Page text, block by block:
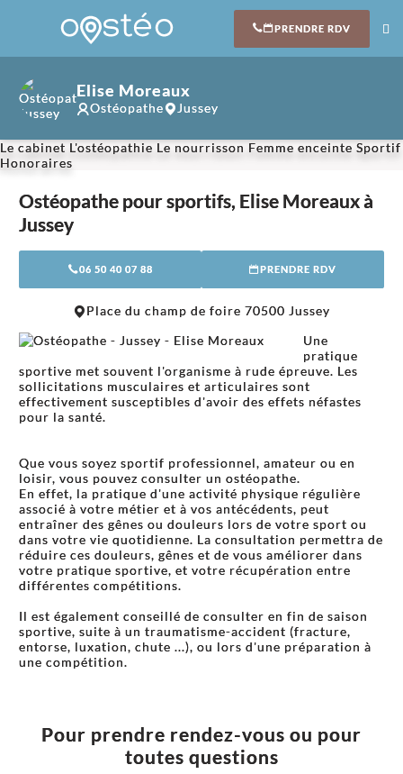
PRENDRE RDV
Elise Moreaux
Ostéopathe Jussey
Le cabinet L'ostéopathie Le nourrisson Femme enceinte Sportif
Honoraires
Ostéopathe pour sportifs, Elise Moreaux à
Jussey
06 50 40 07 88 PRENDRE RDV
Place du champ de foire 70500 Jussey
Une
pratique
sportive met souvent l'organisme à rude épreuve. Les
sollicitations musculaires et articulaires sont
effectivement susceptibles d'avoir des effets néfastes
pour la santé.
Que vous soyez sportif professionnel, amateur ou en
loisir, vous pouvez consulter un ostéopathe.
En effet, la pratique d'une activité physique régulière
associé à votre métier et à vos antécédents, peut
entraîner des gênes ou douleurs lors de votre sport ou
dans votre vie quotidienne. La consultation permettra de
réduire ces douleurs, gênes et de vous améliorer dans
votre pratique sportive, et votre récupération entre
différentes compétitions.
Il est également conseillé de consulter en fin de saison
sportive, suite à un traumatisme-accident (fracture,
entorse, luxation, chute ...), ou lors d'une préparation à
une compétition.
Pour prendre rendez-vous ou pour
toutes questions